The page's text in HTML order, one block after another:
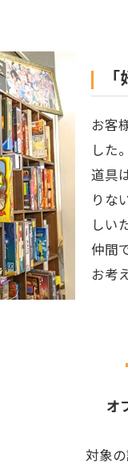
お客
した
道具
りな
しい
仲間
お考
オ
対象